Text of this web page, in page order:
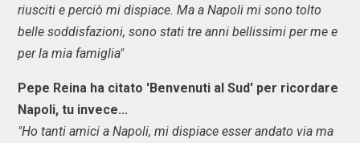
riusciti e perciò mi dispiace. Ma a Napoli mi sono tolto
belle soddisfazioni, sono stati tre anni bellissimi per me e
per la mia famiglia"
Pepe Reina ha citato 'Benvenuti al Sud' per ricordare
Napoli, tu invece...
"Ho tanti amici a Napoli, mi dispiace esser andato via ma